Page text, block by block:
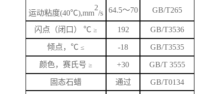
运动粘度(40℃),mm
2
/s 64.5～70 GB/T265
闪 点 （闭口） ℃ ≥ 192 GB/T3536
倾点， ℃ ≤ -18 GB/T3535
颜色，赛氏号 ≥ +30 GB/T 3555
固态石蜡 通过 GB/T0134